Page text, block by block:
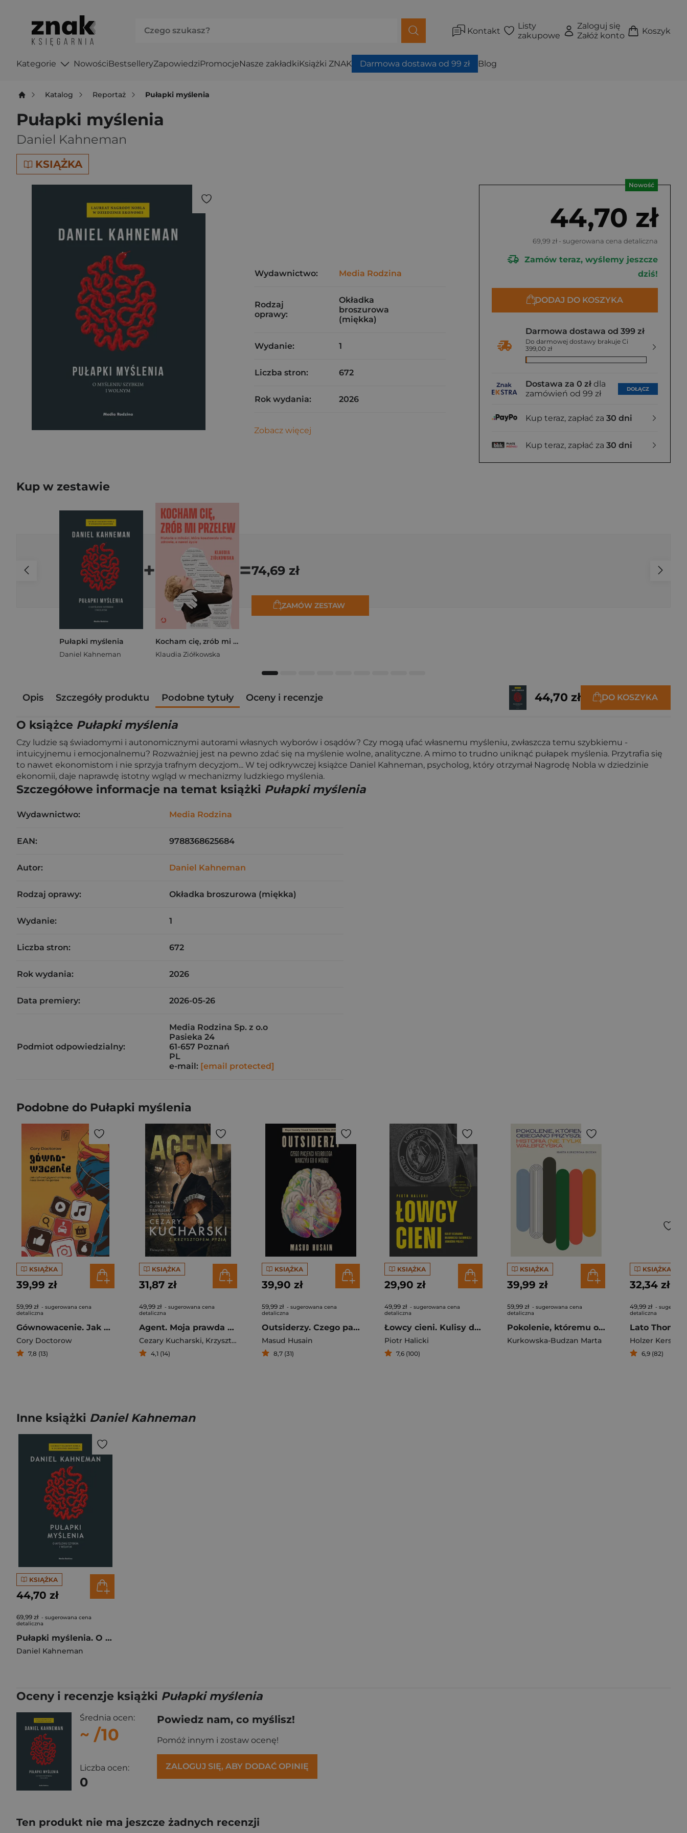
Kontakt
Listy
zakupowe
Zaloguj się
Załóż konto
Koszyk
Kategorie NowościBestselleryZapowiedziPromocjeNasze zakładkiKsiążki ZNAK Darmowa dostawa od 99 zł Blog
Katalog Reportaż Pułapki myślenia
Pułapki myślenia
Daniel Kahneman
KSIĄŻKA
Nowość
44,70 zł
69,99 zł - sugerowana cena detaliczna
Zamów teraz, wyślemy jeszcze
dziś!
DODAJ DO KOSZYKA
Darmowa dostawa od 399 zł
Do darmowej dostawy brakuje Ci
399,00 zł
Dostawa za 0 zł dla
zamówień od 99 zł
DOŁĄCZ
Kup teraz, zapłać za 30 dni
Kup teraz, zapłać za 30 dni
Wydawnictwo: Media Rodzina
Rodzaj
oprawy:
Okładka
broszurowa
(miękka)
Wydanie: 1
Liczba stron: 672
Rok wydania: 2026
Zobacz więcej
Kup w zestawie
Pułapki myślenia
Daniel Kahneman
+
Kocham cię, zrób mi przelew. Historie o miłości, która kosztowała miliony, zdrowie, a nawet życie
Klaudia Ziółkowska
=74,69 zł
ZAMÓW ZESTAW
Opis Szczegóły produktu Podobne tytuły Oceny i recenzje 44,70 zł DO KOSZYKA
O książce Pułapki myślenia
Czy ludzie są świadomymi i autonomicznymi autorami własnych wyborów i osądów? Czy mogą ufać własnemu myśleniu, zwłaszcza temu szybkiemu -
intuicyjnemu i emocjonalnemu? Rozważniej jest na pewno zdać się na myślenie wolne, analityczne. A mimo to trudno uniknąć pułapek myślenia. Przytrafia się
to nawet ekonomistom i nie sprzyja trafnym decyzjom... W tej odkrywczej książce Daniel Kahneman, psycholog, który otrzymał Nagrodę Nobla w dziedzinie
ekonomii, daje naprawdę istotny wgląd w mechanizmy ludzkiego myślenia.
Szczegółowe informacje na temat książki Pułapki myślenia
Wydawnictwo: Media Rodzina
EAN: 9788368625684
Autor: Daniel Kahneman
Rodzaj oprawy: Okładka broszurowa (miękka)
Wydanie: 1
Liczba stron: 672
Rok wydania: 2026
Data premiery: 2026-05-26
Podmiot odpowiedzialny:
Media Rodzina Sp. z o.o
Pasieka 24
61-657 Poznań
PL
e-mail: [email protected]
Podobne do Pułapki myślenia
KSIĄŻKA
39,99 zł
59,99 zł - sugerowana cena
detaliczna
Gównowacenie. Jak cyfrowi giganci zmieniają nasz świat na gorsze
Cory Doctorow
7,8 (13)
KSIĄŻKA
31,87 zł
49,99 zł - sugerowana cena
detaliczna
Agent. Moja prawda o Lewym, pieniądzach i manipulacji
Cezary Kucharski, Krzysztof Pyzia
4,1 (14)
KSIĄŻKA
39,90 zł
59,99 zł - sugerowana cena
detaliczna
Outsiderzy. Czego pacjenci neurologa nauczyli go o mózgu
Masud Husain
8,7 (31)
KSIĄŻKA
29,90 zł
49,99 zł - sugerowana cena
detaliczna
Łowcy cieni. Kulisy działania najbardziej tajemniczej jednostki policji
Piotr Halicki
7,6 (100)
KSIĄŻKA
39,99 zł
59,99 zł - sugerowana cena
detaliczna
Pokolenie, któremu obiecano przyszłość. Historia (nie tylko) wałbrzyska
Kurkowska-Budzan Marta
KSIĄŻKA
32,34 zł
49,99 zł -
detaliczna
Lato
Holzer Kerstin
6,9 (82)
Inne książki Daniel Kahneman
KSIĄŻKA
44,70 zł
69,99 zł - sugerowana cena
detaliczna
Pułapki myślenia. O myśleniu szybkim i wolnym
Daniel Kahneman
Oceny i recenzje książki Pułapki myślenia
Średnia ocen:
~ /10
Liczba ocen:
0
Powiedz nam, co myślisz!
Pomóż innym i zostaw ocenę!
ZALOGUJ SIĘ, ABY DODAĆ OPINIĘ
Ten produkt nie ma jeszcze żadnych recenzji